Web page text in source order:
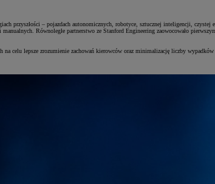
przyszłości – pojazdach autonomicznych, robotyce, sztucznej inteligencji,
Równoległe partnerstwo ze Stanford Engineering zaowocowało
celu lepsze zrozumienie zachowań kierowców oraz minimalizację liczby